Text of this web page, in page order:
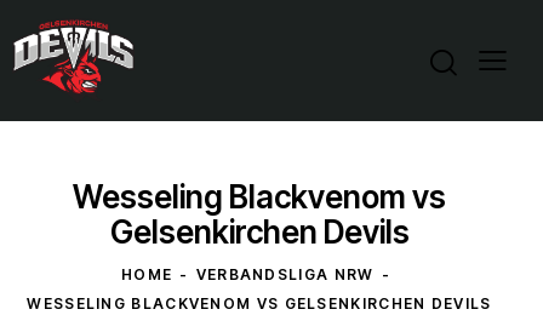
Wesseling Blackvenom vs
Gelsenkirchen Devils
HOME
VERBANDSLIGA NRW
WESSELING BLACKVENOM VS GELSENKIRCHEN DEVILS